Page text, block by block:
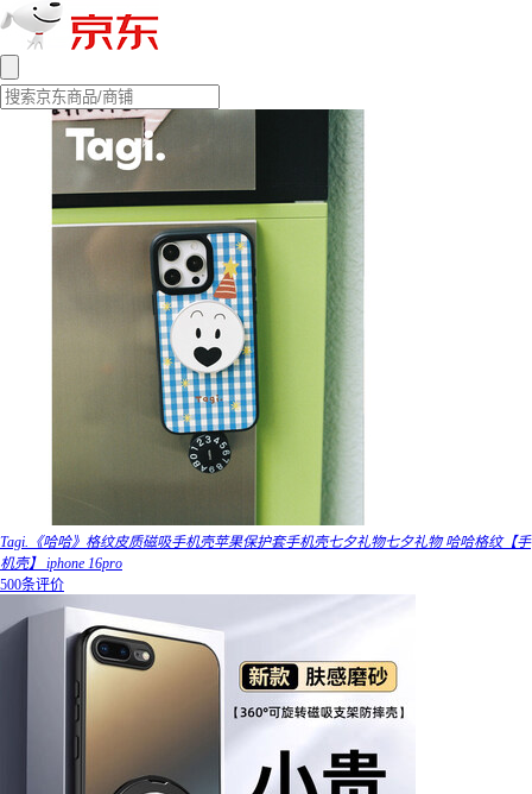
Tagi.《哈哈》格纹皮质磁吸手机壳苹果保护套手机壳七夕礼物七夕礼物 哈哈格纹【手
机壳】 iphone 16pro
500条评价